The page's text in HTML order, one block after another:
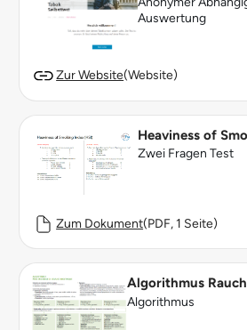
Auswertung
Zur Website(Website)
Heaviness of
Zwei Fragen Test
Zum Dokument(PDF, 1 Seite)
Algorithmus
Algorithmus